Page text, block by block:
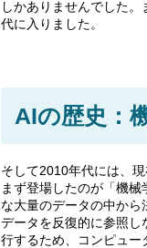
しかありませんでした
代に入りました。
AIの歴史：
そして2010年代には、
まず登場したのが「機
な大量のデータの中か
データを反復的に参照し
行するため、コンピュー